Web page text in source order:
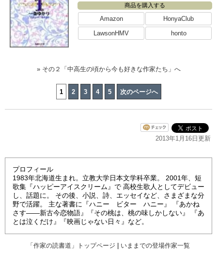
商品を購入する
Amazon
HonyaClub
LawsonHMV
honto
» その２「中高生の頃から今も好きな作家たち」へ
1 2 3 4 5 次のページへ
2013年1月16日更新
プロフィール
1983年北海道生まれ。立教大学日本文学科卒業。 2001年、短
歌集『ハッピーアイスクリーム』で 高校生歌人としてデビュー
し、話題に。 その後、小説、詩、エッセイなど、さまざまな分
野で活躍。 主な著書に『ハニー ビター ハニー』 『あかね
さす――新古今恋物語』『その桃は、桃の味しかしない』 『あ
とは泣くだけ』『映画じゃない日々』など。
「作家の読書道」トップページ | いままでの登場作家一覧